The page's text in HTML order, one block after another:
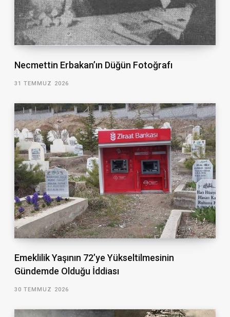
Necmettin Erbakan’ın Düğün Fotoğrafı
31 TEMMUZ 2026
Emeklilik Yaşının 72’ye Yükseltilmesinin
Gündemde Olduğu İddiası
30 TEMMUZ 2026